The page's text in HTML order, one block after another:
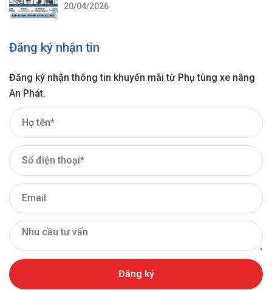
20/04/2026
Đăng ký nhận tin
Đăng ký nhận thông tin khuyến mãi từ Phụ tùng xe nâng
An Phát.